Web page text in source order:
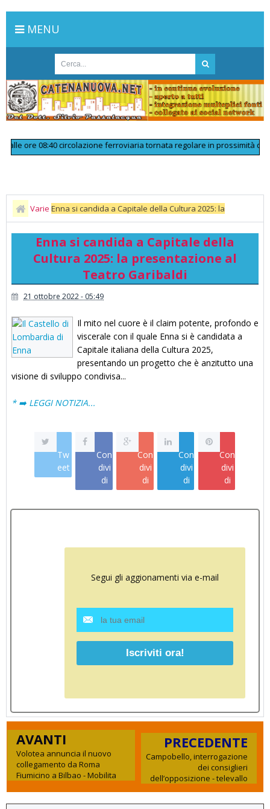
MENU
ore 08:40 circolazione ferroviaria tornata regolare in prossimità di
Varie Enna si candida a Capitale della Cultura 2025: la
presentazione al Teatro Garibaldi
Enna si candida a Capitale della
Cultura 2025: la presentazione al
Teatro Garibaldi
21 ottobre 2022 - 05:49
Il mito nel cuore è il claim potente, profondo e
viscerale con il quale Enna si è candidata a
Capitale italiana della Cultura 2025,
presentando un progetto che è anzitutto una
visione di sviluppo condivisa...
* ➡️ LEGGI NOTIZIA...
Tw
eet
Con
divi
di
Con
divi
di
Con
divi
di
Con
divi
di
Segui gli aggionamenti via e-mail
AVANTI
Volotea annuncia il nuovo
collegamento da Roma
Fiumicino a Bilbao - Mobilita
PRECEDENTE
Campobello, interrogazione
dei consiglieri
dell’opposizione - televallo